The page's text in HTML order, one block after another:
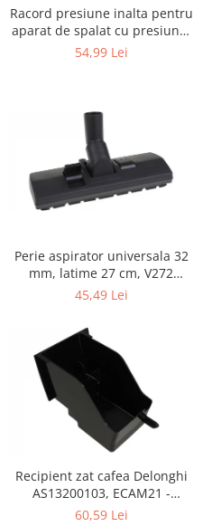
Servere, Componente & UPS
Telecomenzi garaj
Accesorii Fitness
Accesorii sportive
Articole Voiaj
Camping
Sporturi de interior
TV, Audio & Foto
Audio HI-FI & Profesionale
Camere video si sport
Drone si Accesorii
Home Cinema & Audio
Playere, Boxe & Casti
Telescoape & Optica
Televizoare & accesorii
Racord presiune inalta pentru
aparat de spalat cu presiune,
KARCHER 9.013-355.0, K4/K5
54,99 Lei
Perie aspirator universala 32
mm, latime 27 cm, V272
ECONOMY
45,49 Lei
Recipient zat cafea Delonghi
AS13200103, ECAM21 -
ECAM25
60,59 Lei